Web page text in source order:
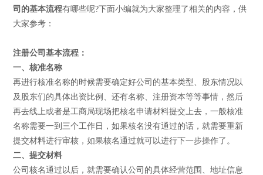
司的基本流程有哪些呢?下面小编就为大家整理了相关的内容，供
大家参考：
注册公司基本流程：
一、核准名称
再进行核准名称的时候需要确定好公司的基本类型、股东情况以
及股东们的具体出资比例、还有名称、注册资本等等事情，然后
再去线上或者是工商局现场把核名申请材料提交上去，一般核准
名称需要一到三个工作日，如果核名没有通过的话，就需要重新
提交材料进行审核，如果核名通过就可以进行下一步操作了。
二、提交材料
公司核名通过以后，就需要确认公司的具体经营范围、地址信息